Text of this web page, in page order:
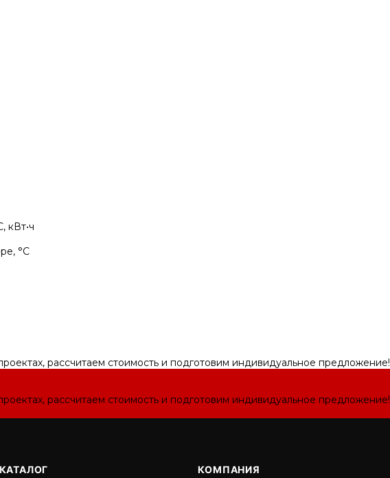
кВт•ч
°С
рассчитаем стоимость и подготовим индивидуальное предложение!
рассчитаем стоимость и подготовим индивидуальное предложение!
КАТАЛОГ КОМПАНИЯ